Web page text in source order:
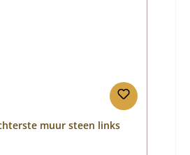
muur steen links